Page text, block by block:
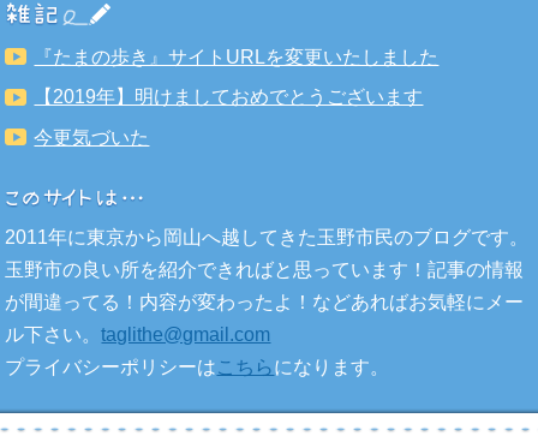
『たまの歩き』サイトURLを変更いたしました
【2019年】明けましておめでとうございます